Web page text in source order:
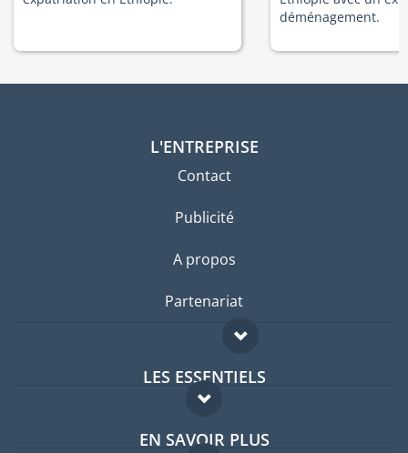
déménagement.
L'ENTREPRISE
Contact
Publicité
A propos
Partenariat
LES ESSENTIELS
Forum expatriés
Guides pays
EN SAVOIR PLUS